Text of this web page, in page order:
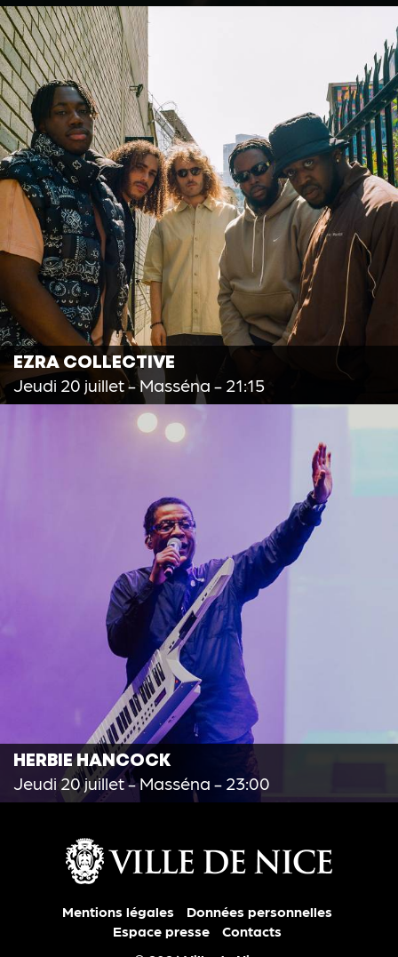
EZRA COLLECTIVE
Jeudi 20 juillet- Masséna - 21:15
HERBIE HANCOCK
Jeudi 20 juillet- Masséna - 23:00
Mentions légales
Données personnelles
Espace presse
Contacts